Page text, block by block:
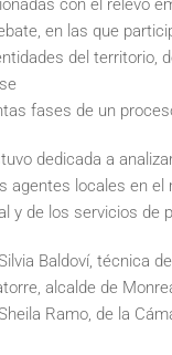
con el relevo
en las que
del territorio,
fases de un
dedicada a
agentes locales en el
y de los servicios de
Baldoví, técnica
alcalde de
Ramo, de la